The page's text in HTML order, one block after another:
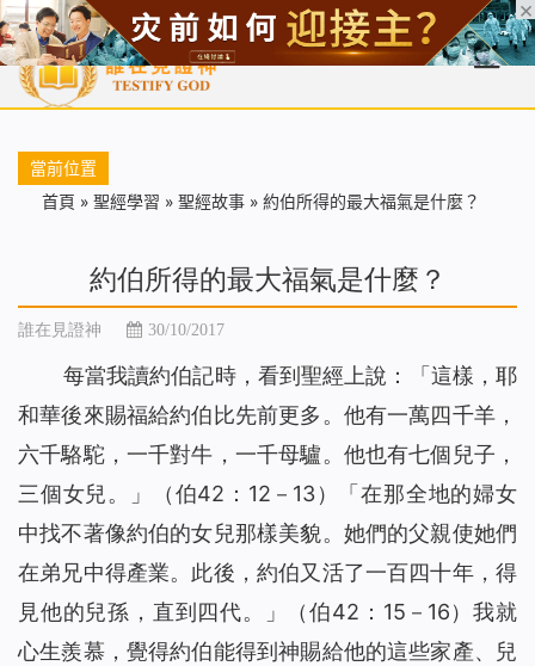
首頁 每日靈糧 天國福音 基督徒見證 信仰解答 聖經
當前位置
首頁 » 聖經學習 » 聖經故事 » 約伯所得的最大福氣是什麼？
約伯所得的最大福氣是什麼？
誰在見證神 30/10/2017
每當我讀約伯記時，看到聖經上說：「這樣，耶
和華後來賜福給約伯比先前更多。他有一萬四千羊，
六千駱駝，一千對牛，一千母驢。他也有七個兒子，
三個女兒。」（伯42：12－13）「在那全地的婦女
中找不著像約伯的女兒那樣美貌。她們的父親使她們
在弟兄中得產業。此後，約伯又活了一百四十年，得
見他的兒孫，直到四代。」（伯42：15－16）我就
心生羨慕，覺得約伯能得到神賜給他的這些家產、兒